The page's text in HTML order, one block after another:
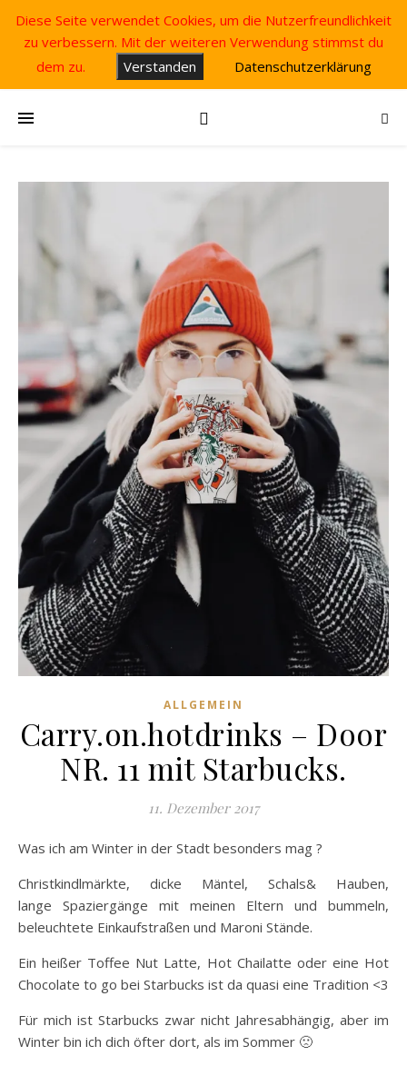
ALLGEMEIN
Carry.on.hotdrinks – Door
NR. 11 mit Starbucks.
11. Dezember 2017
Was ich am Winter in der Stadt besonders mag ?
Christkindlmärkte, dicke Mäntel, Schals& Hauben,
lange Spaziergänge mit meinen Eltern und bummeln,
beleuchtete Einkaufstraßen und Maroni Stände.
Ein heißer Toffee Nut Latte, Hot Chailatte oder eine Hot
Chocolate to go bei Starbucks ist da quasi eine Tradition <3
Für mich ist Starbucks zwar nicht Jahresabhängig, aber im
Winter bin ich dich öfter dort, als im Sommer 🙁
Diese Seite verwendet Cookies, um die Nutzerfreundlichkeit
zu verbessern. Mit der weiteren Verwendung stimmst du
dem zu.
Verstanden Datenschutzerklärung